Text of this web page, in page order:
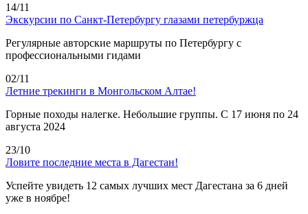
14/11
Экскурсии по Санкт-Петербургу глазами петербуржца
Регулярные авторские маршруты по Петербургу с
профессиональными гидами
02/11
Летние трекинги в Монгольском Алтае!
Горные походы налегке. Небольшие группы. С 17 июня по 24
августа 2024
23/10
Ловите последние места в Дагестан!
Успейте увидеть 12 самых лучших мест Дагестана за 6 дней
уже в ноябре!